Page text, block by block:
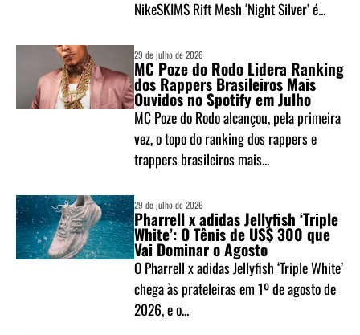
NikeSKIMS Rift Mesh ‘Night Silver’ é...
29 de julho de 2026
MC Poze do Rodo Lidera Ranking
dos Rappers Brasileiros Mais
Ouvidos no Spotify em Julho
MC Poze do Rodo alcançou, pela primeira
vez, o topo do ranking dos rappers e
trappers brasileiros mais...
29 de julho de 2026
Pharrell x adidas Jellyfish ‘Triple
White’: O Tênis de US$ 300 que
Vai Dominar o Agosto
O Pharrell x adidas Jellyfish ‘Triple White’
chega às prateleiras em 1º de agosto de
2026, e o...